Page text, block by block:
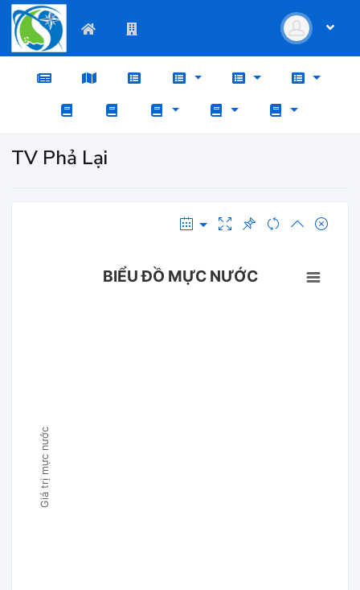
TV Phả Lại
Giá trị mực nước
BIỂU ĐỒ MỰC NƯỚC